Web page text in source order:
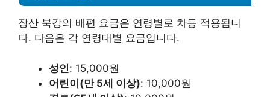
장산 북강의 배편 요금은 연령별로 차등 적용됩니
다. 다음은 각 연령대별 요금입니다.
성인: 15,000원
어린이(만 5세 이상): 10,000원